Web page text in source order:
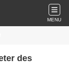
MENU